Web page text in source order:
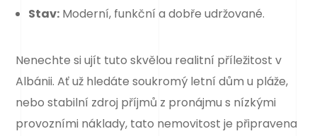
Stav: Moderní, funkční a dobře udržované.
Nenechte si ujít tuto skvělou realitní příležitost v
Albánii. Ať už hledáte soukromý letní dům u pláže,
nebo stabilní zdroj příjmů z pronájmu s nízkými
provozními náklady, tato nemovitost je připravena